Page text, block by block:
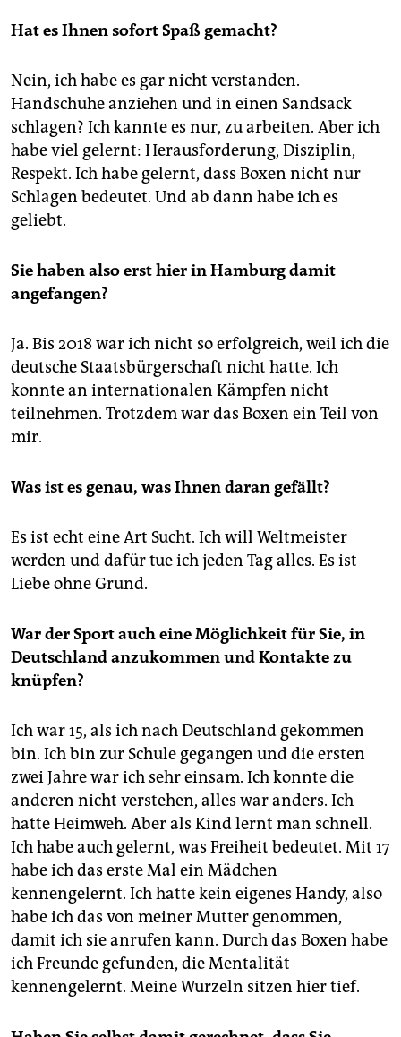
Hat es Ihnen sofort Spaß gemacht?
Nein, ich habe es gar nicht verstanden.
Handschuhe anziehen und in einen Sandsack
schlagen? Ich kannte es nur, zu arbeiten. Aber ich
habe viel gelernt: Herausforderung, Disziplin,
Respekt. Ich habe gelernt, dass Boxen nicht nur
Schlagen bedeutet. Und ab dann habe ich es
geliebt.
Sie haben also erst hier in Hamburg damit
angefangen?
Ja. Bis 2018 war ich nicht so erfolgreich, weil ich die
deutsche Staatsbürgerschaft nicht hatte. Ich
konnte an internationalen Kämpfen nicht
teilnehmen. Trotzdem war das Boxen ein Teil von
mir.
Was ist es genau, was Ihnen daran gefällt?
Es ist echt eine Art Sucht. Ich will Weltmeister
werden und dafür tue ich jeden Tag alles. Es ist
Liebe ohne Grund.
War der Sport auch eine Möglichkeit für Sie, in
Deutschland anzukommen und Kontakte zu
knüpfen?
Ich war 15, als ich nach Deutschland gekommen
bin. Ich bin zur Schule gegangen und die ersten
zwei Jahre war ich sehr einsam. Ich konnte die
anderen nicht verstehen, alles war anders. Ich
hatte Heimweh. Aber als Kind lernt man schnell.
Ich habe auch gelernt, was Freiheit bedeutet. Mit 17
habe ich das erste Mal ein Mädchen
kennengelernt. Ich hatte kein eigenes Handy, also
habe ich das von meiner Mutter genommen,
damit ich sie anrufen kann. Durch das Boxen habe
ich Freunde gefunden, die Mentalität
kennengelernt. Meine Wurzeln sitzen hier tief.